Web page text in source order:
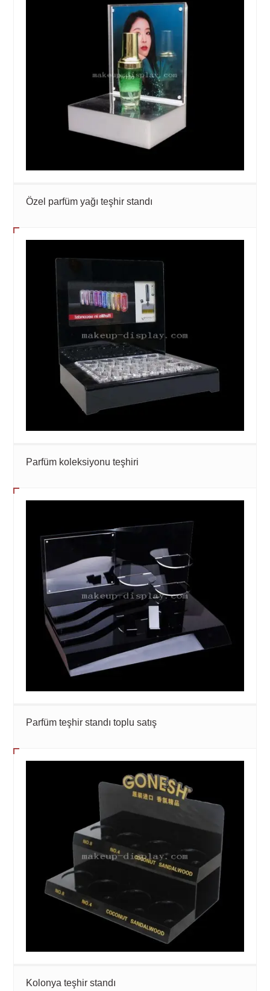
Özel parfüm yağı teşhir standı
Parfüm koleksiyonu teşhiri
Parfüm teşhir standı toplu satış
Kolonya teşhir standı